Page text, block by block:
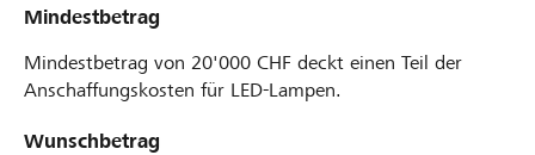
Mindestbetrag
Mindestbetrag von 20'000 CHF deckt einen Teil der
Anschaffungskosten für LED-Lampen.
Wunschbetrag